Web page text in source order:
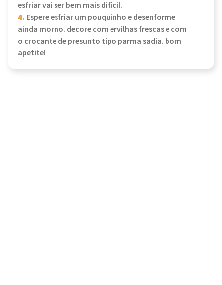
esfriar vai ser bem mais difícil.
4. Espere esfriar um pouquinho e desenforme
ainda morno. decore com ervilhas frescas e com
o crocante de presunto tipo parma sadia. bom
apetite!